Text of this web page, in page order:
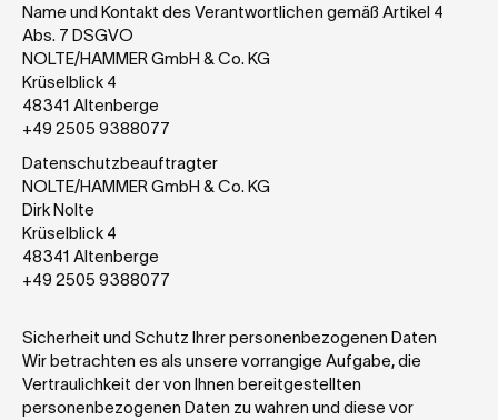
Name und Kontakt des Verantwortlichen gemäß Artikel 4
Abs. 7 DSGVO
NOLTE/HAMMER GmbH & Co. KG
Krüselblick 4
48341 Altenberge
+49 2505 9388077
Datenschutzbeauftragter
NOLTE/HAMMER GmbH & Co. KG
Dirk Nolte
Krüselblick 4
48341 Altenberge
+49 2505 9388077
Sicherheit und Schutz Ihrer personenbezogenen Daten
Wir betrachten es als unsere vorrangige Aufgabe, die
Vertraulichkeit der von Ihnen bereitgestellten
personenbezogenen Daten zu wahren und diese vor